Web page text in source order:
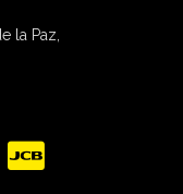
la Paz,